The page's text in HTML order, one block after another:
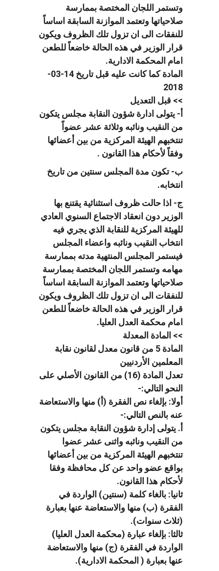
وتستمر اللجان المختصة بممارسة
صلاحياتها وتعتمد الموازنة السابقة اساساً
للنفقات الى ان تزول تلك الظروف ويكون
قرار الوزير في هذه الحالة خاضعاً للطعن
امام المحكمة الادارية.
المادة كما كانت عليه قبل تاريخ 14-03-
2018
>> قبل التعديل
أ- يتولى ادارة شؤون النقابة مجلس يتكون
من النقيب ونائبه وثلاثة عشر عضواً
تنتخبهم الهيئة المركزية من بين أعضائها
وفقاً لأحكام هذا القانون .
ب- تكون مدة المجلس سنتين من تاريخ
انتخابه.
ج- اذا حالت ظروف استثنائية يقتنع بها
الوزير دون انعقاد الاجتماع السنوي العادي
للهيئة المركزية للنقابة الذي يجري فيه
انتخاب النقيب ونائبه واعضاء المجلس
فيستمر المجلس المنتهية مدته بممارسة
مهامه وتستمر اللجان المختصة بممارسة
صلاحياتها وتعتمد الموازنة السابقة اساساً
للنفقات الى ان تزول تلك الظروف ويكون
قرار الوزير في هذه الحالة خاضعاً للطعن
امام محكمة العدل العليا.
>> المادة المعدلة
المادة 5 من قانون معدل لقانون نقابة
المعلمين الأردنيين
تعدل المادة (16) من القانون الأصلي على
النحو التالي:-
أولا: بإلغاء نص الفقرة (أ) منها والاستعاضة
عنه بالنص التالي:-
أ. يتولى إدارة شؤون النقابة مجلس يتكون
من النقيب ونائبه واثنى عشر عضوا
تنتخبهم الهيئة المركزية من بين أعضائها
بواقع عضو واحد عن كل محافظة وفقا
لأحكام هذا القانون.
ثانيا: بالغاء كلمة (سنتين) الواردة في
الفقرة (ب) منها والاستعاضة عنها بعبارة
(ثلاث سنوات).
ثالثا: بإلغاء عبارة (محكمة العدل العليا)
الواردة في الفقرة (ج) منها والاستعاضة
عنها بعبارة ( المحكمة الادارية).